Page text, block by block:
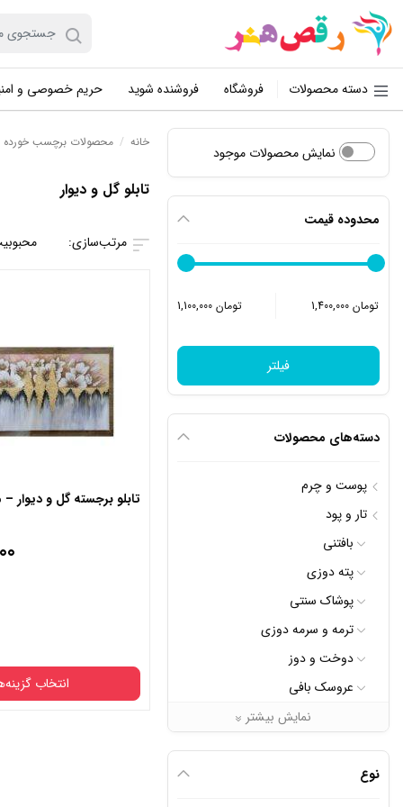
دسته محصولات فروشگاه فروشنده شوید حریم خصوصی و
نمایش محصولات موجود
محدوده قیمت
1,100,000 تومان 1,400,000 تومان
فیلتر
دسته‌های محصولات
پوست و چرم
تار و پود
بافتنی
پته دوزی
پوشاک سنتی
ترمه و سرمه دوزی
دوخت و دوز
عروسک بافی
قلمکاری پارچهنمایش بیشتر
نوع
خانه / محصولات برچسب خورده
تابلو گل و دیوار
تابلو برجسته گل و دیوار
انتخاب